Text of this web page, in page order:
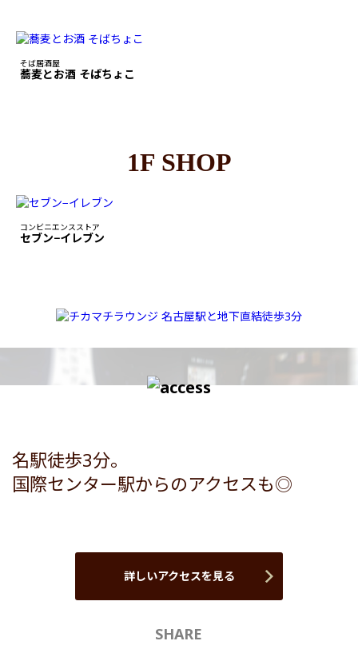
そば居酒屋
蕎麦とお酒 そばちょこ
1F SHOP
コンビニエンスストア
セブン−イレブン
名駅徒歩3分。
国際センター駅からのアクセスも◎
詳しいアクセスを見る
SHARE